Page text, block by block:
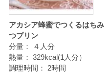
アカシア蜂蜜でつくるはちみ
つプリン
分量：
４人分
熱量： 329kcal(1人分）
調理時間：
2時間